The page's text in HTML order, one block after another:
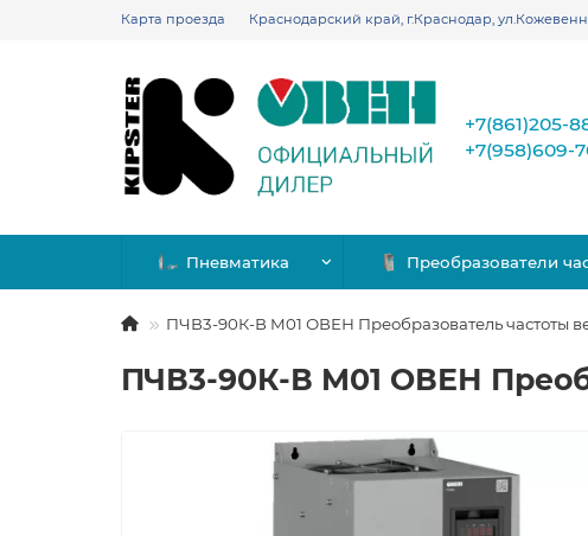
Карта проезда Краснодарский край, г.Краснодар,
+7(861)205-
+7(958)609-
Пневматика Преобразователи
ПЧВ3-90К-В M01 ОВЕН Преобразователь частоты
ПЧВ3-90К-В M01 ОВЕН